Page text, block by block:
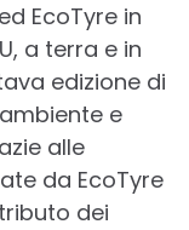
EcoTyre in
a terra e in
edizione di
e
alle
da EcoTyre
dei